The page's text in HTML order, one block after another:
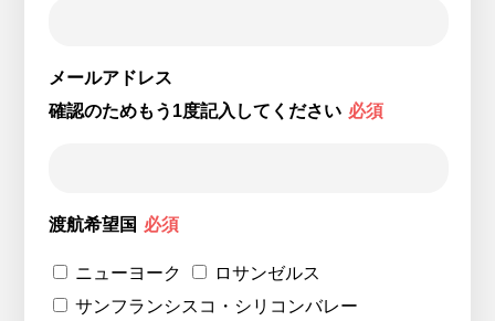
メールアドレス
確認のためもう1度記入してください 必須
渡航希望国 必須
ニューヨーク
ロサンゼルス
サンフランシスコ・シリコンバレー